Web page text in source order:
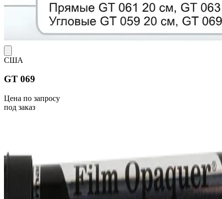
США
GT 069
Цена по запросу
под заказ